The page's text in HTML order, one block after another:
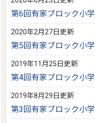
第6回有家ブロック小
2020年2月27日更新
第5回有家ブロック小
2019年11月25日更新
第4回有家ブロック小
2019年8月29日更新
第3回有家ブロック小